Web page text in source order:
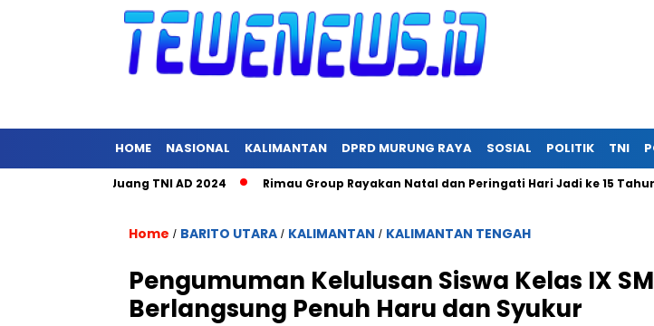
HOME NASIONAL KALIMANTAN DPRD MURUNG RAYA SOSIAL POLITIK TNI
Hari Juang TNI AD 2024 Rimau Group Rayakan Natal dan Peringati Hari Jadi ke 15 Tahun
Home / BARITO UTARA / KALIMANTAN / KALIMANTAN TENGAH
Pengumuman Kelulusan Siswa Kelas IX
Berlangsung Penuh Haru dan Syukur